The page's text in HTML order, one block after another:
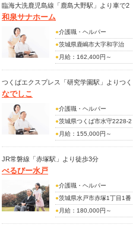
資格手当(介護福祉士)
処遇改善手当(5・7・12月)
(手当内訳)
233,000円
(別途手当)
住宅手当：6,000円～15,000
円
資格手当：500円～10,000
夜勤手当：5,000円/回
準夜勤手当：800円/回
早・遅手当：500円/回
賞与あり(年2回・計3.50ヶ月
分支給)
臨海大洗鹿児島線「鹿島大野駅」より車で2
分
和泉サナホーム
●介護職・ヘルパー
●茨城県鹿嶋市大字和字治
825-5
● 月給：162,400円～
213,250円
(手当内訳)
(別途手当)
夜勤手当6,000円/1回
資格手当(初任者研修修了
者：5,000円・介護福祉士：
賞与あり(年2回・計3.00月
つくばエクスプレス「研究学園駅」よりつく
ばバス「北部工業団地中央」下車徒歩6分
なでしこ
●介護職・ヘルパー
●茨城県つくば市水守2228-2
● 月給：155,000円～
246,000円（経験により優
遇）
処遇改善加算年2回支給
資格手当 15,000円
役職手当 18,000円
賞与あり（年2回・又は20万
JR常磐線「赤塚駅」より徒歩3分
べるびー水戸
●介護職・ヘルパー
●茨城県水戸市赤塚1丁目1番
地ﾐｵｽﾋﾞﾙ3階
● 月給：180,000円～
250,000円